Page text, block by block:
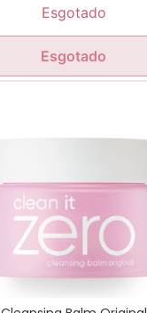
Esgotado
Esgotado